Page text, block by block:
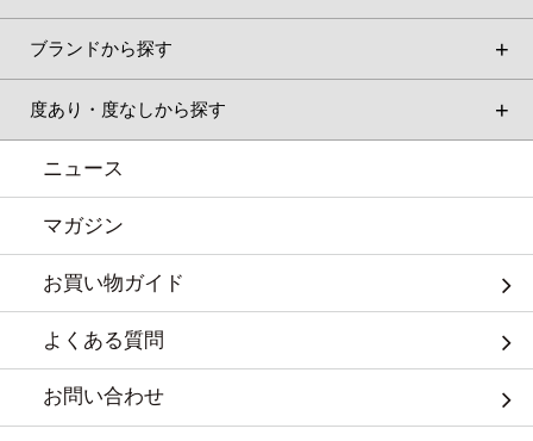
ブランドから探す
度あり・度なしから探す
ニュース
マガジン
お買い物ガイド
よくある質問
お問い合わせ